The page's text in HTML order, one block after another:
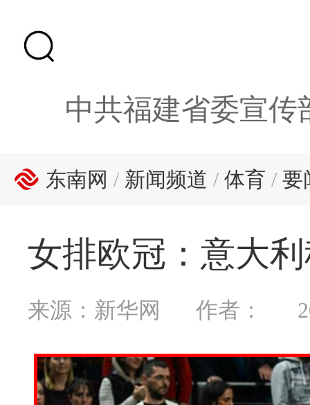
中共福建省委宣传
东南网 / 新闻频道 / 体育 / 要
女排欧冠：意大
来源：新华网 作者：